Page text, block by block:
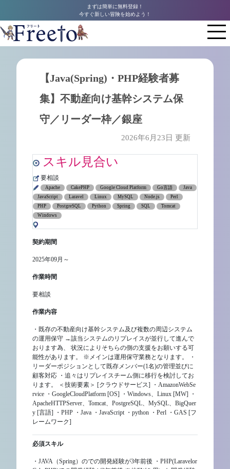
まずは簡単に無料登録！
今すぐ新しい冒険を始めよう！
【Java(Spring)・PHP経験者募
集】不動産向け基幹システム保
守／リーダー枠／銀座
2026年6月23日 更新
スキル見合い
要相談
Apache CakePHP Google Cloud Platform Go言語
Java
JavaScript
Laravel Linux MySQL Node.js
Perl
PHP
PostgreSQL Python Spring SQL
Tomcat
Windows
契約期間
2025年09月～
作業時間
要相談
作業内容
・既存の不動産向け基幹システム及び複数の周辺システム
の運用保守 →該当システムのリプレイスが並行して進んで
おります為、 状況によりそちらの側の支援をお願いする可
能性があります。 ※メインは運用保守業務となります。 ・
リーダーポジションとして既存メンバー(1名)の管理並びに
顧客対応 ・追々はリプレイスチーム側に移行を検討してお
ります。 ＜技術要素＞ [クラウドサービス] ・AmazonWebSe
rvice ・GoogleCloudPlatform [OS] ・Windows、Linux [MW] ・
ApacheHTTPServer、Tomcat、PostgreSQL、MySQL、BigQuer
y [言語] ・PHP ・Java ・JavaScript ・python ・Perl ・GAS [フ
レームワーク]
必須スキル
・JAVA（Spring）のでの開発経験が3年前後 ・PHP(Laravelor